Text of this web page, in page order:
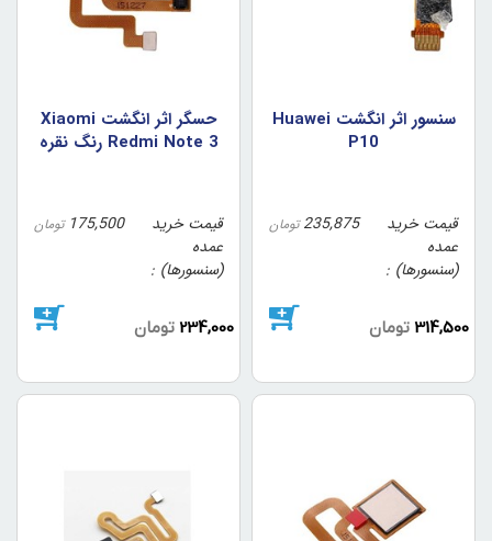
سنسور اثر انگشت Huawei
P10
قیمت خرید
عمده
(سنسورها)
235,875 تومان
314,500 تومان
حسگر اثر انگشت Xiaomi
Redmi Note 3 رنگ نقره
قیمت خرید
عمده
(سنسورها)
175,500 تومان
234,000 تومان